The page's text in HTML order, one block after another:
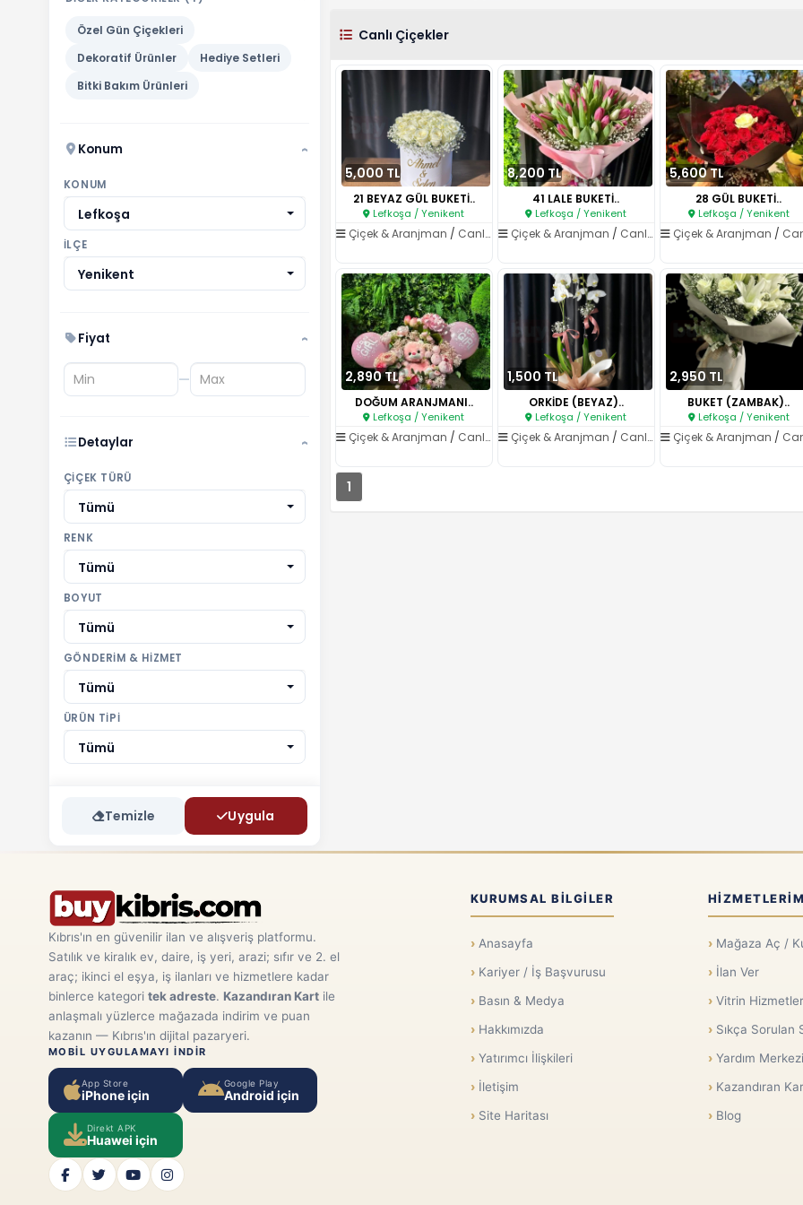
Özel Gün Çiçekleri
Dekoratif Ürünler
Hediye Setleri
Bitki Bakım Ürünleri
Konum ›
KONUM
Lefkoşa
İLÇE
Yenikent
Fiyat ›
—
Detaylar ›
ÇIÇEK TÜRÜ
Tümü
RENK
Tümü
BOYUT
Tümü
GÖNDERIM & HIZMET
Tümü
ÜRÜN TIPI
Tümü
Temizle Uygula
Canlı Çiçekler
5,000 TL
21 BEYAZ GÜL BUKETİ..
Lefkoşa / Yenikent
Çiçek & Aranjman / Canlı Çiçekler
8,200 TL
41 LALE BUKETİ..
Lefkoşa / Yenikent
Çiçek & Aranjman / Canlı Çiçekler
5,600 TL
28 GÜL BUKETİ..
Lefkoşa / Yenikent
Çiçek & Aranjman / Canlı
2,890 TL
DOĞUM ARANJMANI..
Lefkoşa / Yenikent
Çiçek & Aranjman / Canlı Çiçekler
1,500 TL
ORKİDE (BEYAZ)..
Lefkoşa / Yenikent
Çiçek & Aranjman / Canlı Çiçekler
2,950 TL
BUKET (ZAMBAK)..
Lefkoşa / Yenikent
Çiçek & Aranjman / Canlı
1
Kıbrıs'ın en güvenilir ilan ve alışveriş platformu.
Satılık ve kiralık ev, daire, iş yeri, arazi; sıfır ve 2. el
araç; ikinci el eşya, iş ilanları ve hizmetlere kadar
binlerce kategori tek adreste. Kazandıran Kartile
anlaşmalı yüzlerce mağazada indirim ve puan
kazanın — Kıbrıs'ın dijital pazaryeri.
MOBIL UYGULAMAYI INDIR
App Store
iPhone için
Google Play
Android için
Direkt APK
Huawei için
KURUMSAL BILGILER
Anasayfa
Kariyer / İş Başvurusu
Basın & Medya
Hakkımızda
Yatırımcı İlişkileri
İletişim
Site Haritası
Mağaza Aç /
İlan Ver
Vitrin
Sıkça Sorulan
Yardım Merkezi
Kazandıran
Blog